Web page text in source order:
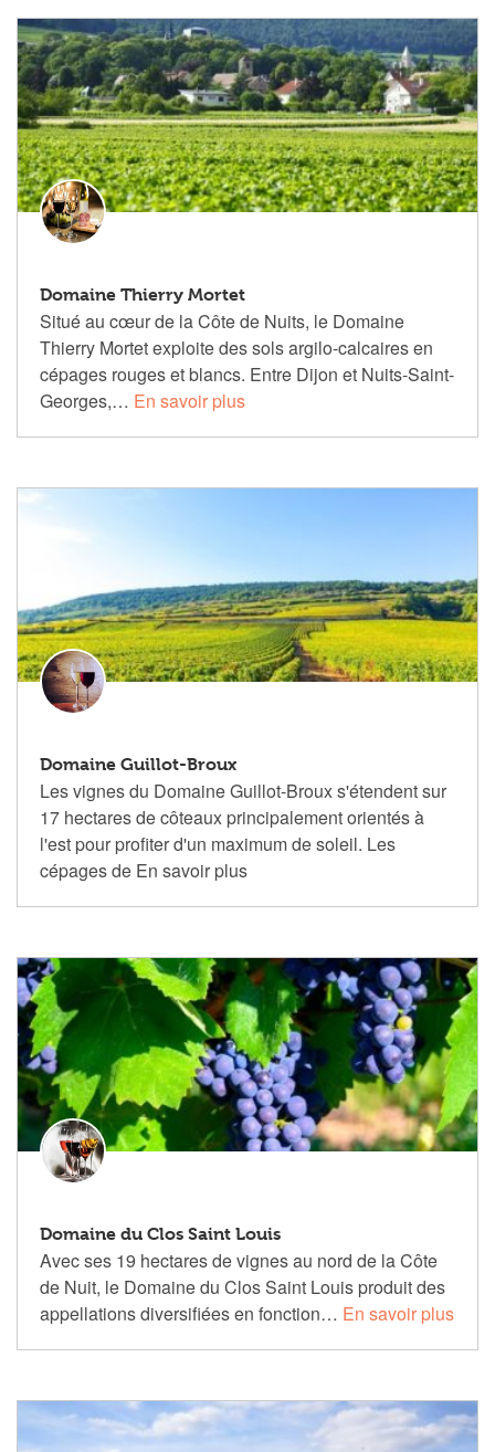
Domaine Thierry Mortet
Situé au cœur de la Côte de Nuits, le Domaine
Thierry Mortet exploite des sols argilo-calcaires en
cépages rouges et blancs. Entre Dijon et Nuits-Saint-
Georges,… En savoir plus
Domaine Guillot-Broux
Les vignes du Domaine Guillot-Broux s'étendent sur
17 hectares de côteaux principalement orientés à
l'est pour profiter d'un maximum de soleil. Les
cépages de En savoir plus
Domaine du Clos Saint Louis
Avec ses 19 hectares de vignes au nord de la Côte
de Nuit, le Domaine du Clos Saint Louis produit des
appellations diversifiées en fonction… En savoir plus